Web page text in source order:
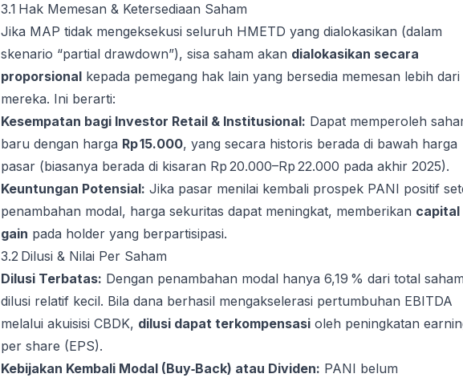
3.1 Hak Memesan & Ketersediaan Saham
Jika MAP tidak mengeksekusi seluruh HMETD yang dialokasikan (dalam
skenario “partial drawdown”), sisa saham akan dialokasikan secara
proporsional kepada pemegang hak lain yang bersedia memesan lebih
mereka. Ini berarti:
Kesempatan bagi Investor Retail & Institusional: Dapat memperoleh
baru dengan harga Rp 15.000, yang secara historis berada di bawah harga
pasar (biasanya berada di kisaran Rp 20.000–Rp 22.000 pada akhir 2025).
Keuntungan Potensial: Jika pasar menilai kembali prospek PANI positif
penambahan modal, harga sekuritas dapat meningkat, memberikan capital
gain pada holder yang berpartisipasi.
3.2 Dilusi & Nilai Per Saham
Dilusi Terbatas: Dengan penambahan modal hanya 6,19 % dari total
dilusi relatif kecil. Bila dana berhasil mengakselerasi pertumbuhan EBITDA
melalui akuisisi CBDK, dilusi dapat terkompensasi oleh peningkatan
per share (EPS).
Kebijakan Kembali Modal (Buy‑Back) atau Dividen: PANI belum